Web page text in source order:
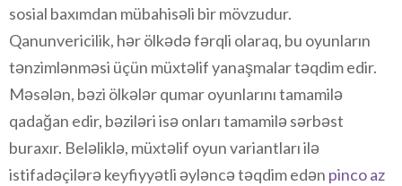
sosial baxımdan mübahisəli bir mövzudur.
Qanunvericilik, hər ölkədə fərqli olaraq, bu oyunların
tənzimlənməsi üçün müxtəlif yanaşmalar təqdim edir.
Məsələn, bəzi ölkələr qumar oyunlarını tamamilə
qadağan edir, bəziləri isə onları tamamilə sərbəst
buraxır. Beləliklə, müxtəlif oyun variantları ilə
istifadəçilərə keyfiyyətli əyləncə təqdim edən pinco az